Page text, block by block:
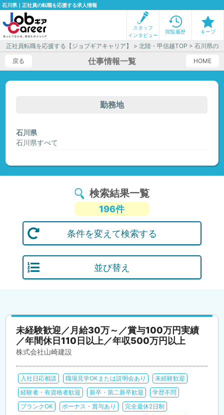
石川県｜正社員の転職を応援する求人情報
スタッフ
インタビュー
閲覧履歴 キープ
正社員転職を応援する【ジョブギアキャリア】 >北陸・甲信越TOP > 石川県の
戻る
HOME
仕事情報一覧
勤務地
石川県
石川県すべて
検索結果一覧
196件
条件を変えて検索する
並び替え
未経験歓迎／月給30万～／賞与100万円実績
／年間休日110日以上／年収500万円以上
株式会社山崎建設
入社日応相談 職場見学OKまたは説明会あり
未経験歓迎
経験者・有資格者歓迎
新卒・第二新卒歓迎
学歴不問
ブランクOK
ボーナス・賞与あり
完全週休2日制